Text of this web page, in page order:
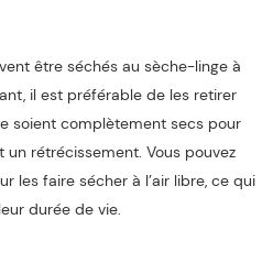
être séchés au sèche-linge à
il est préférable de les retirer
soient complètement secs pour
rétrécissement. Vous pouvez
les faire sécher à l’air libre, ce qui
durée de vie.